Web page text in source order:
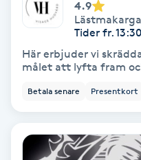
Regndroppsmassage
4.9
Tider fr.
Här erbjuder vi
målet att lyfta fram
Betala senare Presentkort